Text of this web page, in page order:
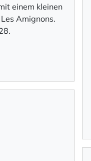
einem kleinen
Amignons.